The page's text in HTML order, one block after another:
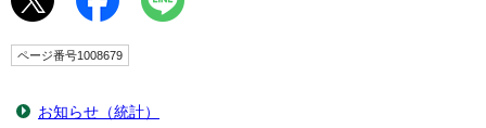
ページ番号1008679
お知らせ（統計）